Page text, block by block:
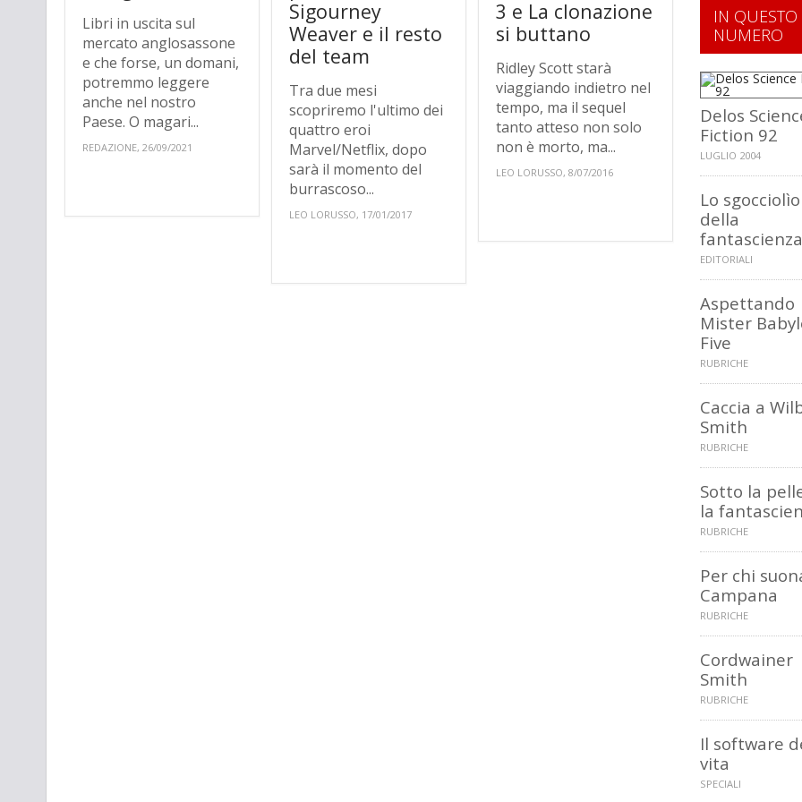
Libri in uscita sul
mercato anglosassone
e che forse, un domani,
potremmo leggere
anche nel nostro
Paese. O magari...
REDAZIONE, 26/09/2021
Sigourney
Weaver e il resto
del team
Tra due mesi
scopriremo l'ultimo dei
quattro eroi
Marvel/Netflix, dopo
sarà il momento del
burrascoso...
LEO LORUSSO, 17/01/2017
3 e La clonazione
si buttano
Ridley Scott starà
viaggiando indietro nel
tempo, ma il sequel
tanto atteso non solo
non è morto, ma...
LEO LORUSSO, 8/07/2016
IN QUESTO
NUMERO
Delos
Fiction 92
LUGLIO 2004
Lo sgocciolìo
della
fantascienza
EDITORIALI
Aspettando
Mister
Five
RUBRICHE
Caccia a
Smith
RUBRICHE
Sotto la
la
RUBRICHE
Per chi
Campana
RUBRICHE
Cordwainer
Smith
RUBRICHE
Il software
vita
SPECIALI